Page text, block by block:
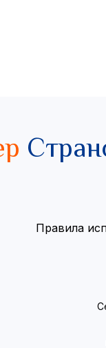
Правила